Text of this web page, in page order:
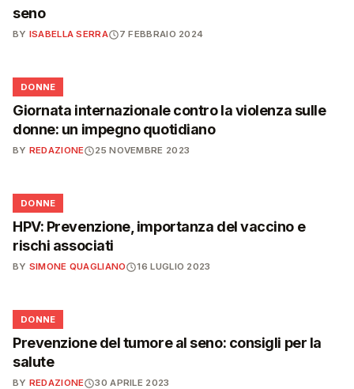
seno
BY ISABELLA SERRA 7 FEBBRAIO 2024
🌸
DONNE
Giornata internazionale contro la violenza sulle
donne: un impegno quotidiano
BY REDAZIONE 25 NOVEMBRE 2023
🌸
DONNE
HPV: Prevenzione, importanza del vaccino e
rischi associati
BY SIMONE QUAGLIANO 16 LUGLIO 2023
🌸
DONNE
Prevenzione del tumore al seno: consigli per la
salute
BY REDAZIONE 30 APRILE 2023